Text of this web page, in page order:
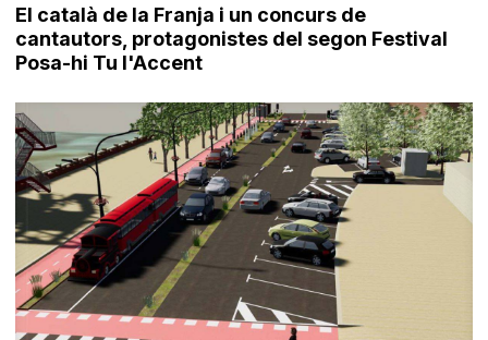
El català de la Franja i un concurs de
cantautors, protagonistes del segon Festival
Posa-hi Tu l'Accent